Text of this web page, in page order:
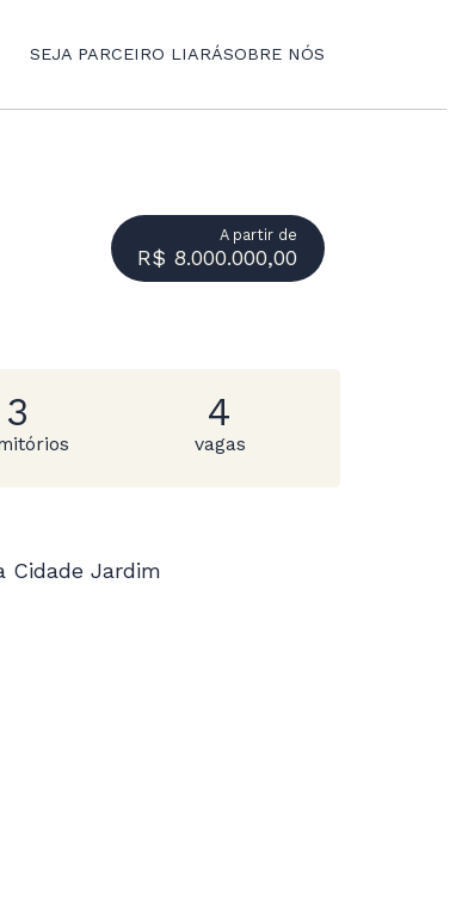
SEJA PARCEIRO LIARÁSOBRE NÓS
A partir de
R$ 8.000.000,00
3 4
vagas